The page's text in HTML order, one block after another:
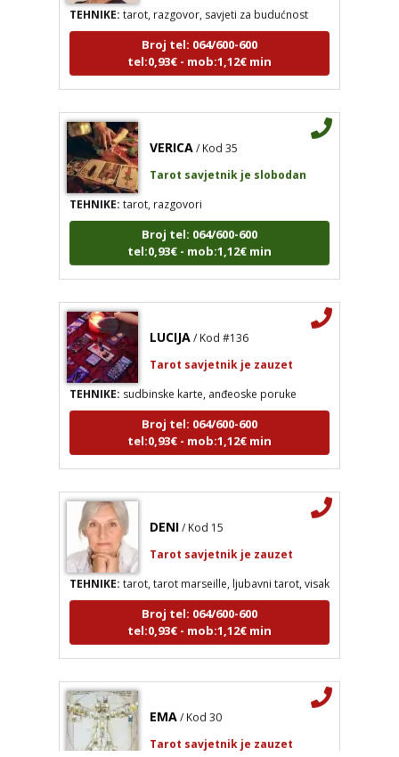
Broj tel: 064/600-600
tel:0,93€ - mob:1,12€ min
Tarot savjetnik je slobodan
TEHNIKE:tarot, razgovori
Broj tel: 064/600-600
tel:0,93€ - mob:1,12€ min
Tarot savjetnik je zauzet
TEHNIKE:sudbinske karte, anđeoske poruke
Broj tel: 064/600-600
tel:0,93€ - mob:1,12€ min
Tarot savjetnik je zauzet
TEHNIKE:tarot, tarot marseille, ljubavni tarot, visak
Broj tel: 064/600-600
tel:0,93€ - mob:1,12€ min
Tarot savjetnik je zauzet
TEHNIKE:astrologija, tarot, lenormand karte,
TEHNIKE:sudbinske karte, anđeoske poruke
Broj tel: 064/600-600
tel:0,93€ - mob:1,12€ min
DENI/ Kod 15
Tarot savjetnik je zauzet
TEHNIKE:tarot, tarot marseille, ljubavni tarot, visak